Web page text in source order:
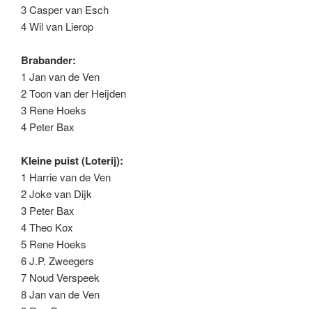
3 Casper van Esch
4 Wil van Lierop
Brabander:
1 Jan van de Ven
2 Toon van der Heijden
3 Rene Hoeks
4 Peter Bax
Kleine puist (Loterij):
1 Harrie van de Ven
2 Joke van Dijk
3 Peter Bax
4 Theo Kox
5 Rene Hoeks
6 J.P. Zweegers
7 Noud Verspeek
8 Jan van de Ven